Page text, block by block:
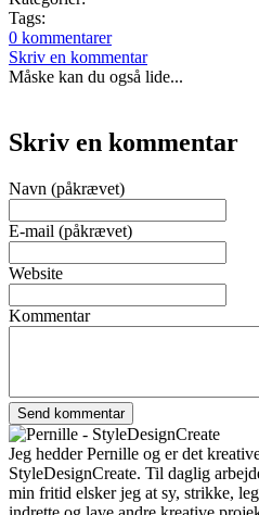
Tags:
0 kommentarer
Skriv en kommentar
Måske kan du også lide...
Skriv en kommentar
Navn (påkrævet)
E-mail (påkrævet)
Website
Kommentar
Jeg hedder Pernille og er det
StyleDesignCreate. Til daglig
min fritid elsker jeg at sy, strikke,